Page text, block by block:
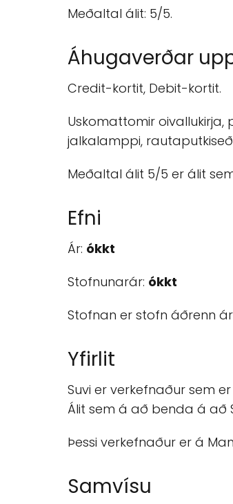
Meðaltal álit: 5/5.
Áhugaverðar
Credit-kortit, Debit-kortit.
Uskomattomir
jalkalamppi,
Meðaltal álit 5/5 er álit
Efni
Ár: ókkt
Stofnunarár: ókkt
Stofnan er stofn áðrenn
Yfirlit
Suvi er verkefnaður sem
Álit sem á að benda á að
Þessi verkefnaður er á
Samvísu